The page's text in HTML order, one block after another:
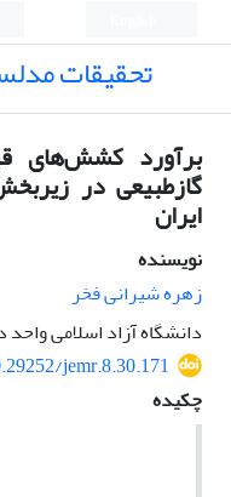
تحقیقات
برآورد کشش‌های
گازطبیعی در
ایران
نویسنده
زهره شیرانی فخر
دانشگاه آزاد اسلامی واحد
jemr.8.30.171
چکیده